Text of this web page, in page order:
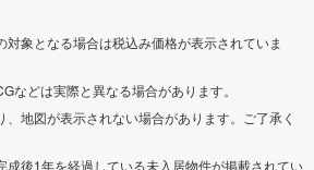
象となる場合は税込み価格が表示されていま
などは実際と異なる場合があります。
地図が表示されない場合があります。ご了承く
成後1年を経過している未入居物件が掲載されてい